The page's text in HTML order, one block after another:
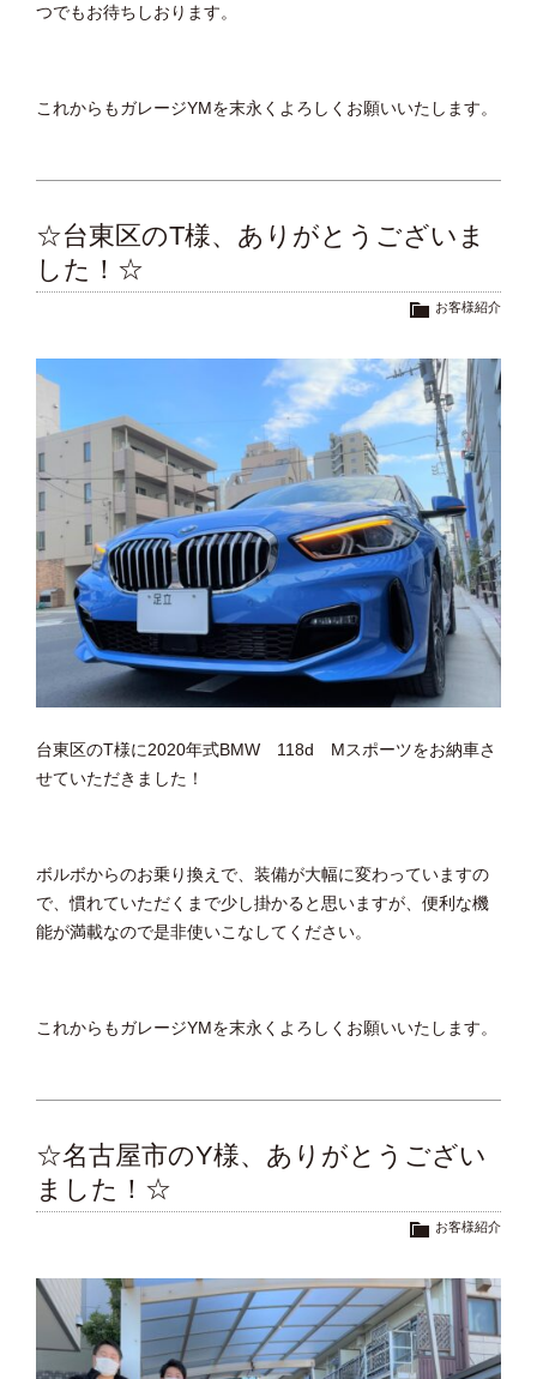
つでもお待ちしおります。
これからもガレージYMを末永くよろしくお願いいたします。
☆台東区のT様、ありがとうございま
した！☆
お客様紹介
台東区のT様に2020年式BMW 118d Mスポーツをお納車さ
せていただきました！
ボルボからのお乗り換えで、装備が大幅に変わっていますの
で、慣れていただくまで少し掛かると思いますが、便利な機
能が満載なので是非使いこなしてください。
これからもガレージYMを末永くよろしくお願いいたします。
☆名古屋市のY様、ありがとうござい
ました！☆
お客様紹介